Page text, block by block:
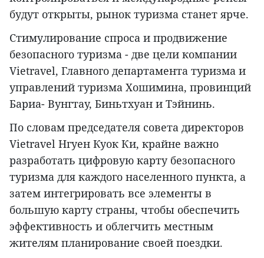
будут открыты, рынок туризма станет ярче.
Стимулирование спроса и продвижение
безопасного туризма - две цели компании
Vietravel, Главного департамента туризма и
управлений туризма Хошимина, провинций
Бариа- Вунгтау, Биньтхуан и Тэйнинь.
По словам председателя совета директоров
Vietravel Нгуен Куок Ки, крайне важно
разработать цифровую карту безопасного
туризма для каждого населенного пункта, а
затем интегрировать все элементы в
большую карту страны, чтобы обеспечить
эффективность и облегчить местным
жителям планирование своей поездки.